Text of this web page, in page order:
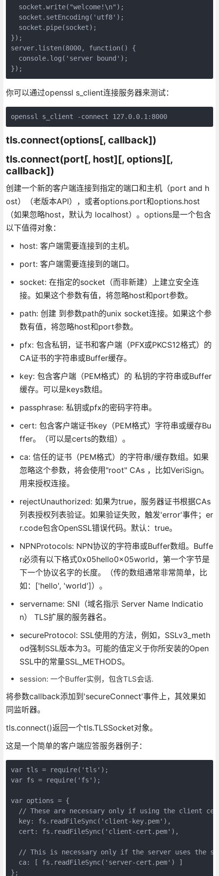
  socket.write("welcome!\n");
  socket.setEncoding('utf8');
  socket.pipe(socket);
});
server.listen(8000, function() {
  console.log('server bound');
});
你可以通过openssl s_client连接服务器来测试：
openssl s_client -connect 127.0.0.1:8000
tls.connect(options[, callback])
tls.connect(port[, host][, options][,
callback])
创建一个新的客户端连接到指定的端口和主机（port and h
ost）（老版本API），或者options.port和options.host
（如果忽略host，默认为 localhost）。options是一个包含
以下值得对象：
host: 客户端需要连接到的主机。
port: 客户端需要连接到的端口。
socket: 在指定的socket（而非新建）上建立安全连
接。如果这个参数有值，将忽略host和port参数。
path: 创建 到参数path的unix socket连接。如果这个参
数有值，将忽略host和port参数。
pfx: 包含私钥，证书和客户端（PFX或PKCS12格式）的
CA证书的字符串或Buffer缓存。
key: 包含客户端（PEM格式）的 私钥的字符串或Buffer
缓存。可以是keys数组。
passphrase: 私钥或pfx的密码字符串。
cert: 包含客户端证书key（PEM格式）字符串或缓存Bu
ffer。（可以是certs的数组）。
ca: 信任的证书（PEM格式）的字符串/缓存数组。如果
忽略这个参数，将会使用"root" CAs ，比如VeriSign。
用来授权连接。
rejectUnauthorized: 如果为true，服务器证书根据CAs
列表授权列表验证。如果验证失败，触发'error'事件；er
r.code包含OpenSSL错误代码。默认：true。
NPNProtocols: NPN协议的字符串或Buffer数组。Buffe
r必须有以下格式0x05hello0x05world，第一个字节是
下一个协议名字的长度。（传的数组通常非常简单，比
如：['hello', 'world']）。
servername: SNI（域名指示 Server Name Indicatio
n） TLS扩展的服务器名。
secureProtocol: SSL使用的方法，例如，SSLv3_meth
od强制SSL版本为3。可能的值定义于你所安装的Open
SSL中的常量SSL_METHODS。
session: 一个Buffer实例，包含TLS会话.
将参数callback添加到'secureConnect'事件上，其效果如
同监听器。
tls.connect()返回一个tls.TLSSocket对象。
这是一个简单的客户端应答服务器例子：
var tls = require('tls');
var fs = require('fs');
var options = {
// These are necessary only if using the client
  key: fs.readFileSync('client-key.pem'),
  cert: fs.readFileSync('client-cert.pem'),
// This is necessary only if the server uses the
  ca: [ fs.readFileSync('server-cert.pem') ]
};